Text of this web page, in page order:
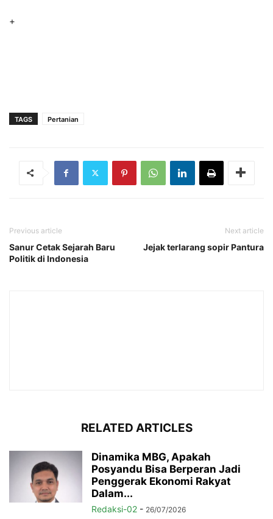
+
TAGS Pertanian
Previous article
Sanur Cetak Sejarah Baru
Politik di Indonesia
Next article
Jejak terlarang sopir Pantura
RELATED ARTICLES
Dinamika MBG, Apakah
Posyandu Bisa Berperan Jadi
Penggerak Ekonomi Rakyat
Dalam...
Redaksi-02 - 26/07/2026